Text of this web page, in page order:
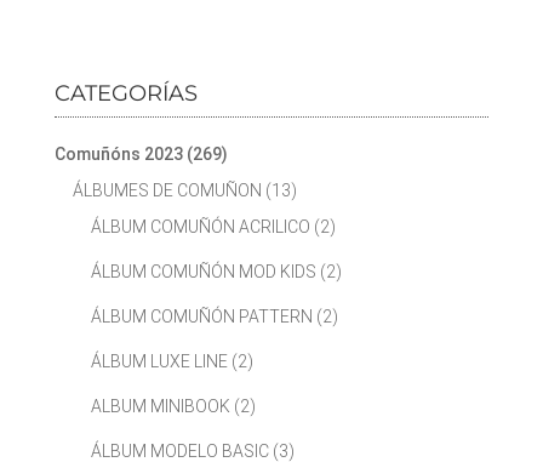
CATEGORÍAS
Comuñóns 2023 (269)
ÁLBUMES DE COMUÑON (13)
ÁLBUM COMUÑÓN ACRILICO (2)
ÁLBUM COMUÑÓN MOD KIDS (2)
ÁLBUM COMUÑÓN PATTERN (2)
ÁLBUM LUXE LINE (2)
ALBUM MINIBOOK (2)
ÁLBUM MODELO BASIC (3)